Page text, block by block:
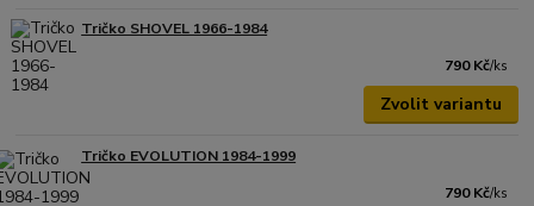
Tričko SHOVEL 1966-1984
790 Kč/ks
Zvolit variantu
Tričko EVOLUTION 1984-1999
790 Kč/ks